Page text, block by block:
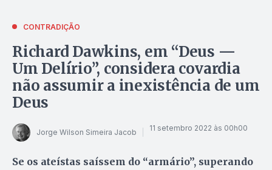
CONTRADIÇÃO
Richard Dawkins, em “Deus —
Um Delírio”, considera covardia
não assumir a inexistência de um
Deus
Jorge Wilson Simeira Jacob 11 setembro 2022 às 00h00
Se os ateístas saíssem do “armário”, superando